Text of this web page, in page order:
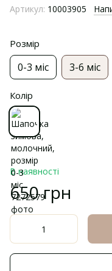
Артикул: 10003905
Розмір
0-3 міс 3-6 міс
Колір
В наявності
650 грн